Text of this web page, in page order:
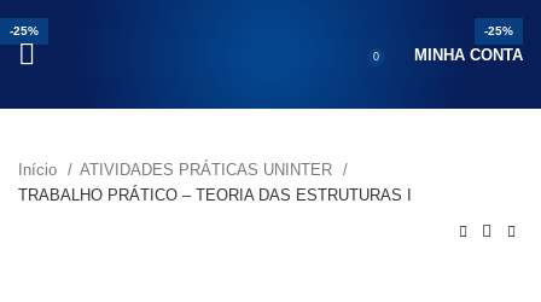
0 MINHA CONTA
Início
ATIVIDADES PRÁTICAS UNINTER
TRABALHO PRÁTICO – TEORIA DAS ESTRUTURAS I
-25%
-21%
-20%
-25%
-23%
-25%
-25%
-30%
-25%